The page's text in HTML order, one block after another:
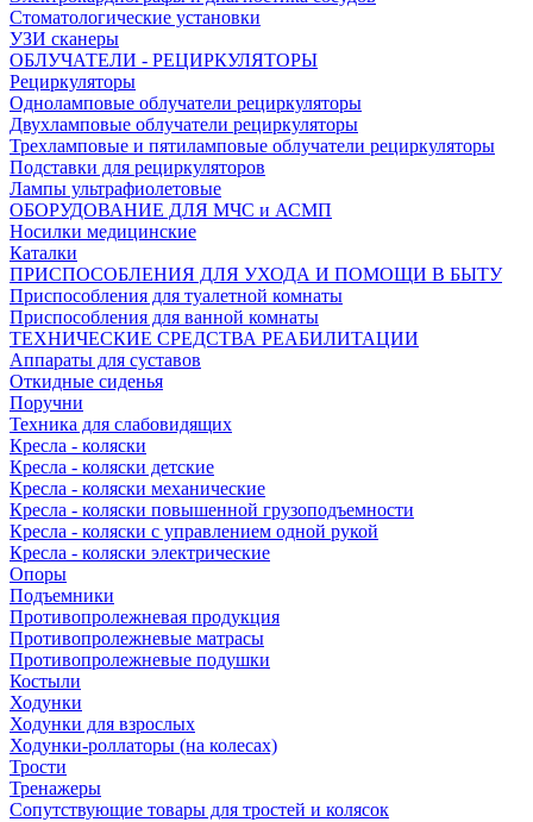
Стоматологические установки
УЗИ сканеры
ОБЛУЧАТЕЛИ - РЕЦИРКУЛЯТОРЫ
Рециркуляторы
Одноламповые облучатели рециркуляторы
Двухламповые облучатели рециркуляторы
Трехламповые и пятиламповые облучатели рециркуляторы
Подставки для рециркуляторов
Лампы ультрафиолетовые
ОБОРУДОВАНИЕ ДЛЯ МЧС и АСМП
Носилки медицинские
Каталки
ПРИСПОСОБЛЕНИЯ ДЛЯ УХОДА И ПОМОЩИ В БЫТУ
Приспособления для туалетной комнаты
Приспособления для ванной комнаты
ТЕХНИЧЕСКИЕ СРЕДСТВА РЕАБИЛИТАЦИИ
Аппараты для суставов
Откидные сиденья
Поручни
Техника для слабовидящих
Кресла - коляски
Кресла - коляски детские
Кресла - коляски механические
Кресла - коляски повышенной грузоподъемности
Кресла - коляски с управлением одной рукой
Кресла - коляски электрические
Опоры
Подъемники
Противопролежневая продукция
Противопролежневые матрасы
Противопролежневые подушки
Костыли
Ходунки
Ходунки для взрослых
Ходунки-роллаторы (на колесах)
Трости
Тренажеры
Сопутствующие товары для тростей и колясок